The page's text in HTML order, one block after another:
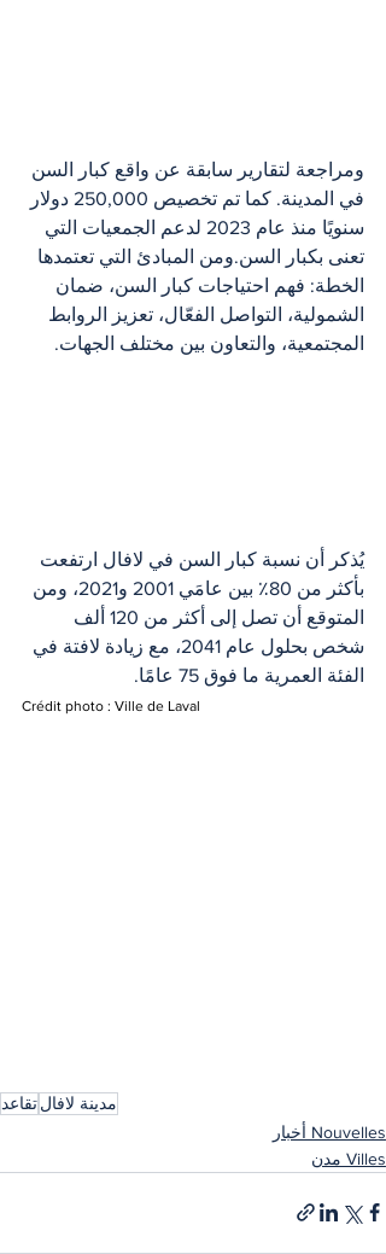
ومراجعة لتقارير سابقة عن واقع كبار السن
في المدينة. كما تم تخصيص 250,000 دولار
سنويًا منذ عام 2023 لدعم الجمعيات التي
تعنى بكبار السن.ومن المبادئ التي تعتمدها
الخطة: فهم احتياجات كبار السن، ضمان
الشمولية، التواصل الفعّال، تعزيز الروابط
المجتمعية، والتعاون بين مختلف الجهات.
يُذكر أن نسبة كبار السن في لافال ارتفعت
بأكثر من 80٪ بين عامَي 2001 و2021، ومن
المتوقع أن تصل إلى أكثر من 120 ألف
شخص بحلول عام 2041، مع زيادة لافتة في
الفئة العمرية ما فوق 75 عامًا.
Crédit photo : Ville de Laval
مدينة لافالتقاعد
Nouvelles أخبار
Villes مدن